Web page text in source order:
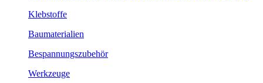
Klebstoffe
Baumaterialien
Bespannungszubehör
Werkzeuge